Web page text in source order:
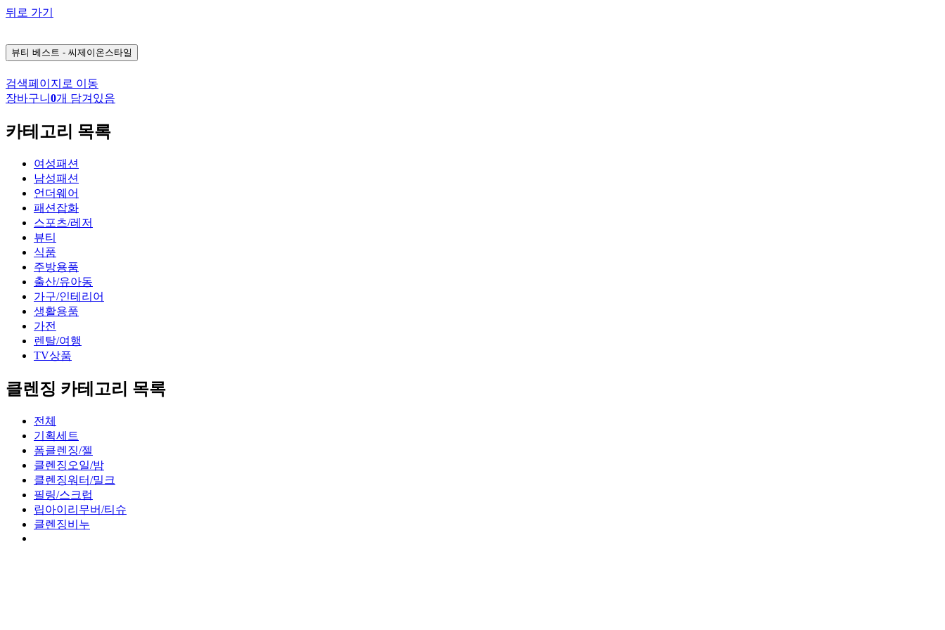
뒤로 가기
뷰티 베스트 - 씨제이온스타일
검색페이지로 이동
장바구니 0개 담겨있음
카테고리 목록
여성패션
남성패션
언더웨어
패션잡화
스포츠/레저
뷰티
식품
주방용품
출산/유아동
가구/인테리어
생활용품
가전
렌탈/여행
TV상품
클렌징 카테고리 목록
전체
기획세트
폼클렌징/젤
클렌징오일/밤
클렌징워터/밀크
필링/스크럽
립아이리무버/티슈
클렌징비누